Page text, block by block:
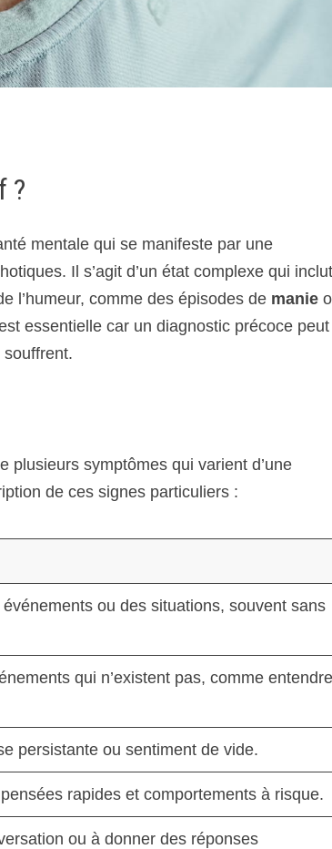
?
mentale qui se manifeste par une
Il s’agit d’un état complexe qui
l’humeur, comme des épisodes de manie
essentielle car un diagnostic précoce peut
plusieurs symptômes qui varient d’une
de ces signes particuliers :
ou des situations, souvent sans
qui n’existent pas, comme
persistante ou sentiment de vide.
rapides et comportements à risque.
ou à donner des réponses